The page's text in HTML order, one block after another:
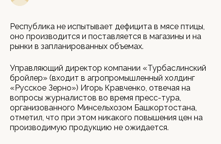
Республика не испытывает дефицита в мясе птицы,
оно производится и поставляется в магазины и на
рынки в запланированных объемах.
Управляющий директор компании «Турбаслинский
бройлер» (входит в агропромышленный холдинг
«Русское Зерно») Игорь Кравченко, отвечая на
вопросы журналистов во время пресс-тура,
организованного Минсельхозом Башкортостана,
отметил, что при этом никакого повышения цен на
производимую продукцию не ожидается.